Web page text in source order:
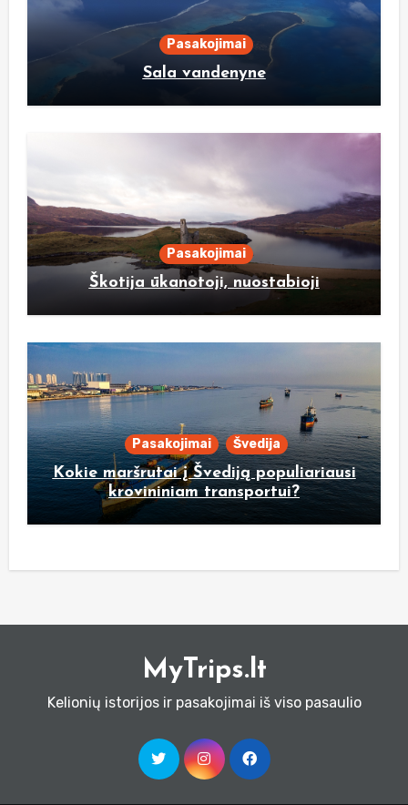
Pasakojimai
Sala vandenyne
Pasakojimai
Škotija ūkanotoji, nuostabioji
Pasakojimai Švedija
Kokie maršrutai į Švediją populiariausi
krovininiam transportui?
MyTrips.lt
Kelionių istorijos ir pasakojimai iš viso pasaulio